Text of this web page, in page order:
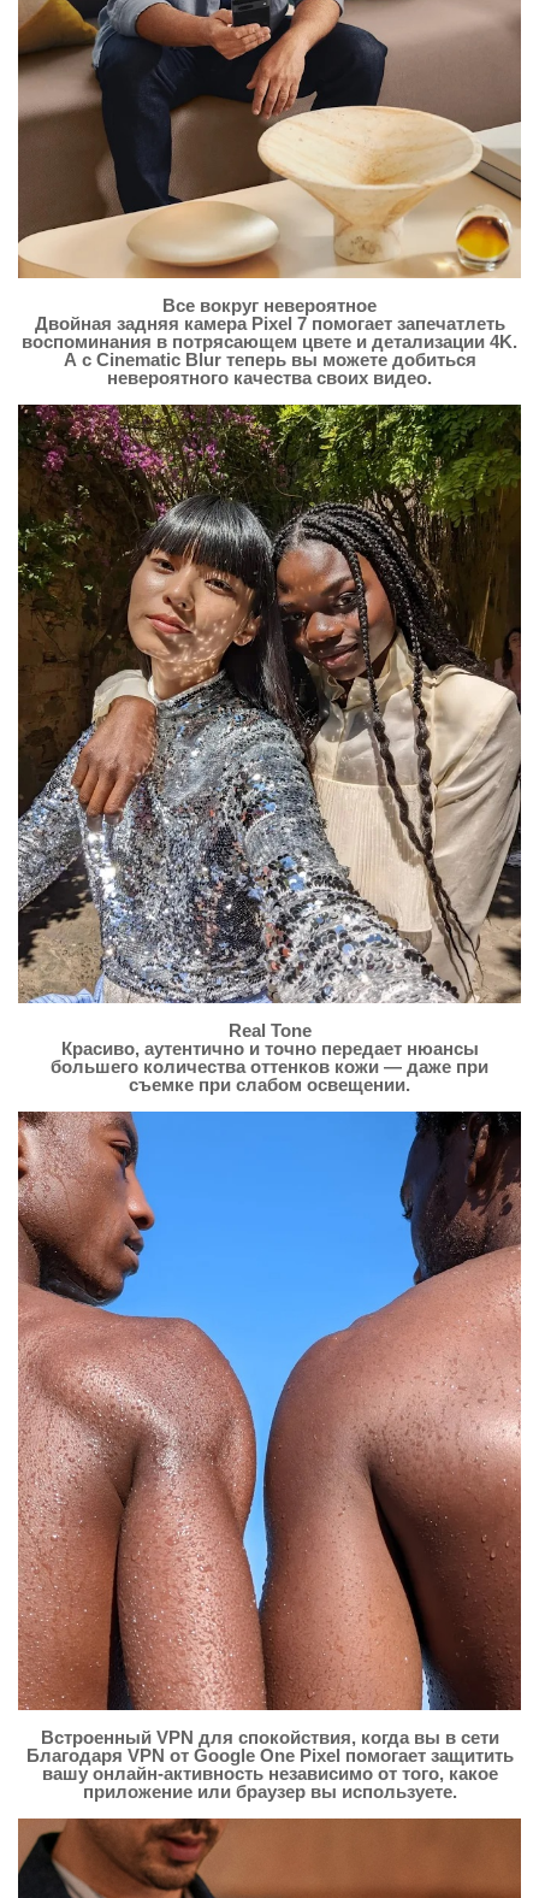
Все вокруг невероятное
Двойная задняя камера Pixel 7 помогает запечатлеть
воспоминания в потрясающем цвете и детализации 4K.
А с Cinematic Blur теперь вы можете добиться
невероятного качества своих видео.
Real Tone
Красиво, аутентично и точно передает нюансы
большего количества оттенков кожи — даже при
съемке при слабом освещении.
Встроенный VPN для спокойствия, когда вы в сети
Благодаря VPN от Google One Pixel помогает защитить
вашу онлайн-активность независимо от того, какое
приложение или браузер вы используете.